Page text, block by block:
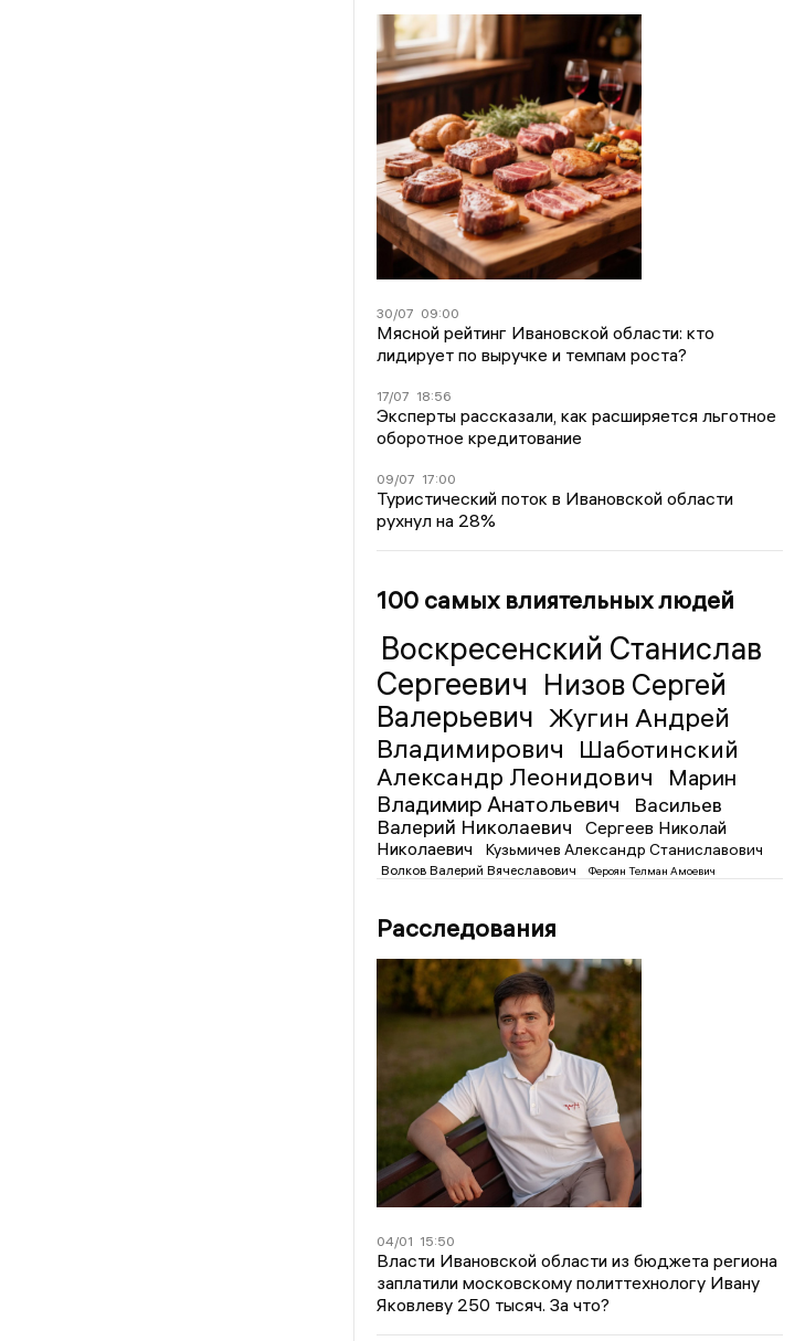
30/07 09:00
Мясной рейтинг Ивановской области: кто
лидирует по выручке и темпам роста?
17/07 18:56
Эксперты рассказали, как расширяется льготное
оборотное кредитование
09/07 17:00
Туристический поток в Ивановской области
рухнул на 28%
100 самых влиятельных людей
Воскресенский Станислав
Сергеевич Низов Сергей
Валерьевич Жугин Андрей
Владимирович
Шаботинский
Александр Леонидович
Марин
Владимир Анатольевич
Васильев
Валерий Николаевич
Сергеев Николай
Николаевич
Кузьмичев Александр Станиславович
Волков Валерий Вячеславович Фероян Телман Амоевич
Расследования
04/01 15:50
Власти Ивановской области из бюджета региона
заплатили московскому политтехнологу Ивану
Яковлеву 250 тысяч. За что?